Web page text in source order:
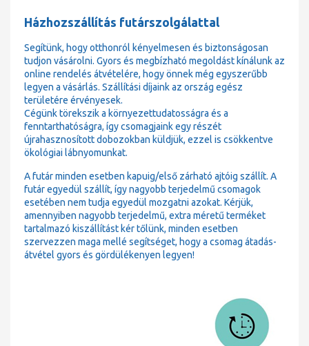
Házhozszállítás futárszolgálattal
Segítünk, hogy otthonról kényelmesen és biztonságosan
tudjon vásárolni. Gyors és megbízható megoldást kínálunk az
online rendelés átvételére, hogy önnek még egyszerűbb
legyen a vásárlás. Szállítási díjaink az ország egész
területére érvényesek.
Cégünk törekszik a környezettudatosságra és a
fenntarthatóságra, így csomagjaink egy részét
újrahasznosított dobozokban küldjük, ezzel is csökkentve
ökológiai lábnyomunkat.
A futár minden esetben kapuig/első zárható ajtóig szállít. A
futár egyedül szállít, így nagyobb terjedelmű csomagok
esetében nem tudja egyedül mozgatni azokat. Kérjük,
amennyiben nagyobb terjedelmű, extra méretű terméket
tartalmazó kiszállítást kér tőlünk, minden esetben
szervezzen maga mellé segítséget, hogy a csomag átadás-
átvétel gyors és gördülékenyen legyen!